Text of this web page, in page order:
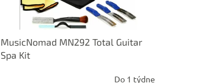
MusicNomad MN292 Total Guitar
Spa Kit
Do 1 týdne